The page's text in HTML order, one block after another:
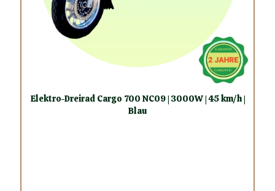
Elektro-Dreirad Cargo 700 NC09 | 3000W | 45 km/h |
Blau